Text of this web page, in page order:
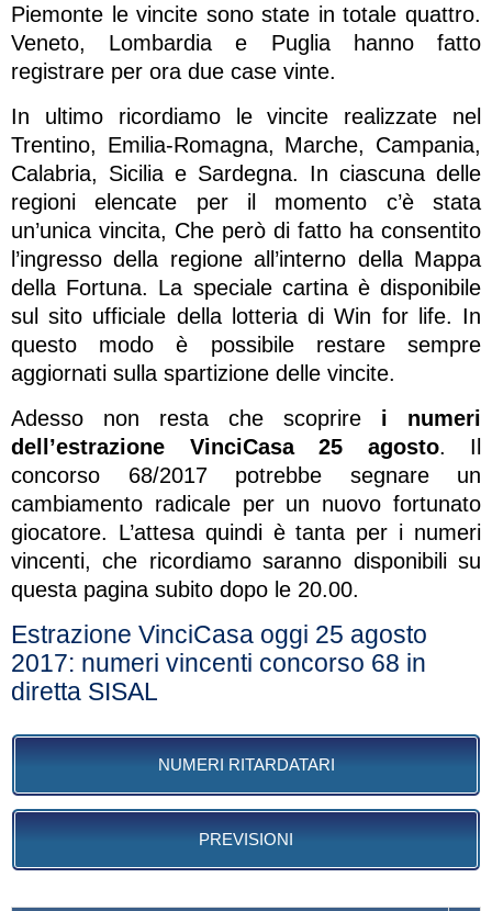
Piemonte le vincite sono state in totale quattro.
Veneto, Lombardia e Puglia hanno fatto
registrare per ora due case vinte.
In ultimo ricordiamo le vincite realizzate nel
Trentino, Emilia-Romagna, Marche, Campania,
Calabria, Sicilia e Sardegna. In ciascuna delle
regioni elencate per il momento c’è stata
un’unica vincita, Che però di fatto ha consentito
l’ingresso della regione all’interno della Mappa
della Fortuna. La speciale cartina è disponibile
sul sito ufficiale della lotteria di Win for life. In
questo modo è possibile restare sempre
aggiornati sulla spartizione delle vincite.
Adesso non resta che scoprire i numeri
dell’estrazione VinciCasa 25 agosto. Il
concorso 68/2017 potrebbe segnare un
cambiamento radicale per un nuovo fortunato
giocatore. L’attesa quindi è tanta per i numeri
vincenti, che ricordiamo saranno disponibili su
questa pagina subito dopo le 20.00.
Estrazione VinciCasa oggi 25 agosto
2017: numeri vincenti concorso 68 in
diretta SISAL
NUMERI RITARDATARI
PREVISIONI